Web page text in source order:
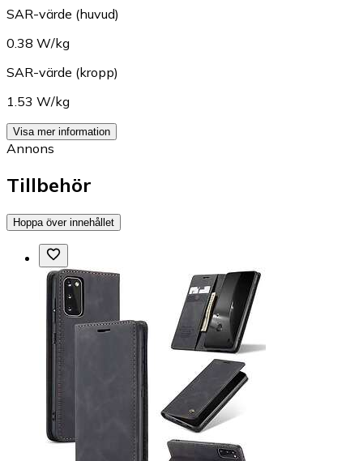
SAR-värde (huvud)
0.38 W/kg
SAR-värde (kropp)
1.53 W/kg
Visa mer information
Annons
Tillbehör
Hoppa över innehållet